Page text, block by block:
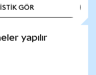
GÖR
yapılır